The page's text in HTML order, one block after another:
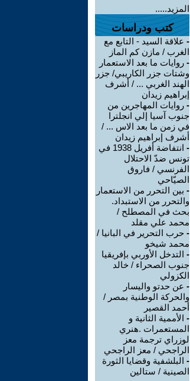
المزيد.....
كتب ودراسات
- علاقة السيد - التابع مع
الغرب / مازن كم الماز
- روايات ما بعد الاستعمار
وشتات جزر الكاريبي/ جزر
الهند الغربي ... / أشرف
إبراهيم زيدان
- روايات المهاجرين من
جنوب آسيا إلي انجلترا
في زمن ما بعد الاس ... /
أشرف إبراهيم زيدان
-
انتفاضة أفريل 1938 في
تونس ضدّ الاحتلال
الفرنسي / فاروق
الصيّاحي
- بين التحرر من الاستعمار
والتحرر من الاستبداد.
بحث في المصطلح /
محمد علي مقلد
- حرب التحرير في البانيا /
محمد شيخو
- التدخل الأوربي بإفريقيا
جنوب الصحراء / خالد
الكزولي
- عن حدتو واليسار
والحركة الوطنية بمصر /
أحمد القصير
- الأممية الثانية و
المستعمرات .هنري
لوزراي ترجمة معز
الراجحي / معز الراجحي
- البلشفية وقضايا الثورة
الصينية / ستالين